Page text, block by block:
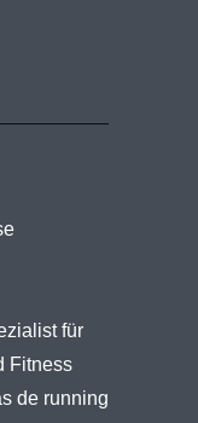
für
Fitness
de running